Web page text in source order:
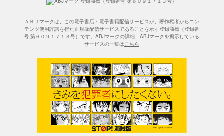
ＡＢＪマークは、この電子書店・電子書籍配信サービスが、著作権者からコン
テンツ使用許諾を得た正規版配信サービスであることを示す登録商標（登録番
号 第６０９１７１３号）です。ABJマークの詳細、ABJマークを掲示している
サービスの一覧はこちら